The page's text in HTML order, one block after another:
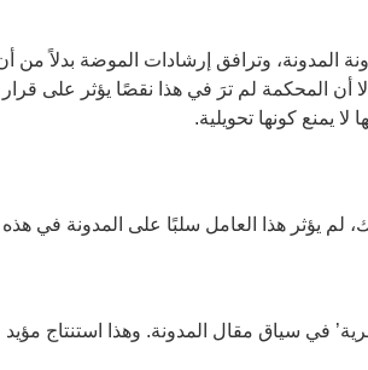
المدونة، وترافق إرشادات الموضة بدلاً من
المحكمة لم ترَ في هذا نقصًا يؤثر على قرار
يمنع كونها تحويلية.
يؤثر هذا العامل سلبًا على المدونة في هذه